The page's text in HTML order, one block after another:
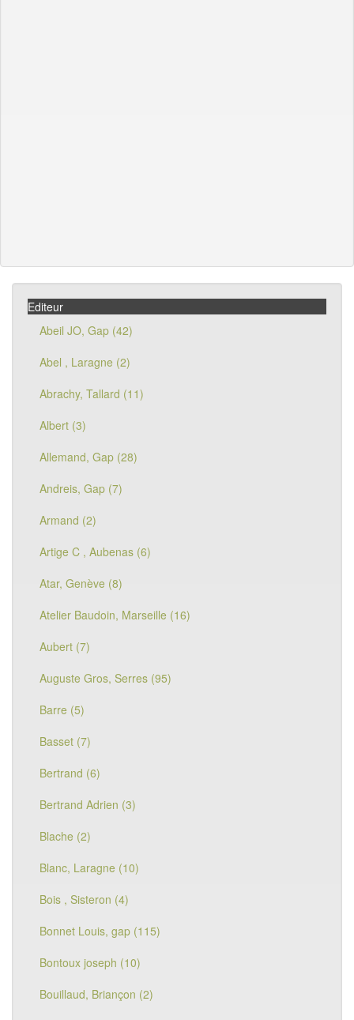
Editeur
Abeil JO, Gap (42)
Abel , Laragne (2)
Abrachy, Tallard (11)
Albert (3)
Allemand, Gap (28)
Andreis, Gap (7)
Armand (2)
Artige C , Aubenas (6)
Atar, Genève (8)
Atelier Baudoin, Marseille (16)
Aubert (7)
Auguste Gros, Serres (95)
Barre (5)
Basset (7)
Bertrand (6)
Bertrand Adrien (3)
Blache (2)
Blanc, Laragne (10)
Bois , Sisteron (4)
Bonnet Louis, gap (115)
Bontoux joseph (10)
Bouillaud, Briançon (2)